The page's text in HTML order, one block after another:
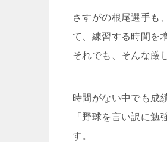
さすがの根尾選手も
て、練習する時間を
それでも、そんな厳
時間がない中でも成
「野球を言い訳に
す。